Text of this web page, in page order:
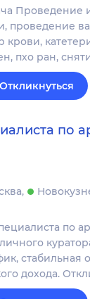
Проведение
проведение
крови,
пхо ран,
Откликнуться
по
по
стабильная
дохода.